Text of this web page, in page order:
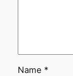
Name *